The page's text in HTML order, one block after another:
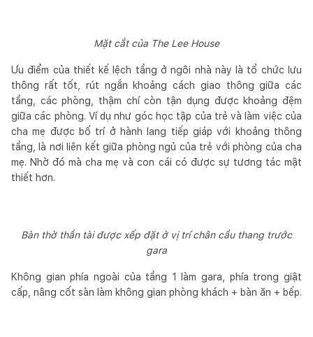
Mặt cắt của The Lee House
Ưu điểm của thiết kế lệch tầng ở ngôi nhà này là tổ chức lưu
thông rất tốt, rút ngắn khoảng cách giao thông giữa các
tầng, các phòng, thậm chí còn tận dụng được khoảng đệm
giữa các phòng. Ví dụ như góc học tập của trẻ và làm việc của
cha mẹ được bố trí ở hành lang tiếp giáp với khoảng thông
tầng, là nơi liên kết giữa phòng ngủ của trẻ với phòng của cha
mẹ. Nhờ đó mà cha mẹ và con cái có được sự tương tác mật
thiết hơn.
Bàn thờ thần tài được xếp đặt ở vị trí chân cầu thang trước
gara
Không gian phía ngoài của tầng 1 làm gara, phía trong giật
cấp, nâng cốt sàn làm không gian phòng khách + bàn ăn + bếp.